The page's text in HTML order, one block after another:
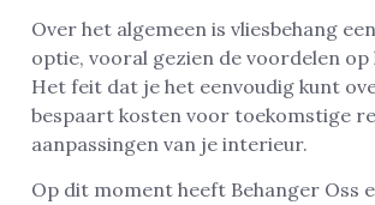
Over het algemeen is vliesbehang
optie, vooral gezien de voordelen
Het feit dat je het eenvoudig kunt
bespaart kosten voor toekomstige
aanpassingen van je interieur.
Op dit moment heeft Behanger Oss